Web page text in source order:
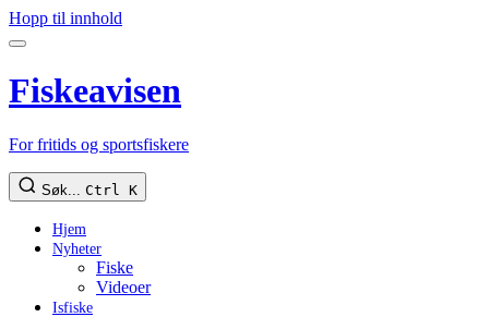
Hopp til innhold
Fiskeavisen
For fritids og sportsfiskere
Søk... Ctrl K
Hjem
Nyheter
Fiske
Videoer
Isfiske